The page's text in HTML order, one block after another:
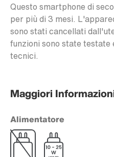
Questo smartphone di
per più di 3 mesi.
sono stati cancellati
funzioni sono state
tecnici.
Maggiori
Alimentatore